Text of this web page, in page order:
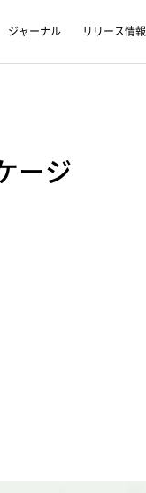
ジャーナル リリース情報
ージ